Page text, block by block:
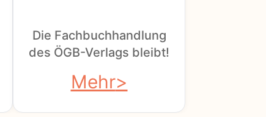
Die Fachbuchhandlung
des ÖGB-Verlags bleibt!
Mehr